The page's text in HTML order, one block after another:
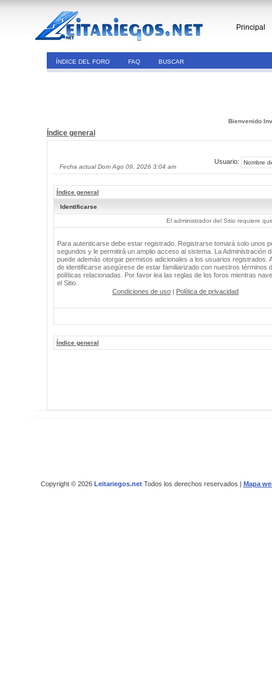
Principal
ÍNDICE DEL FORO FAQ BUSCAR
Bienvenido
Índice general
Fecha actual Dom Ago 09, 2026 3:04 am
Usuario:
Índice general
Identificarse
El administrador del Sitio requiere
Para autenticarse debe estar registrado. Registrarse tomará solo unos
segundos y le permitirá un amplio acceso al sistema. La Administración
puede además otorgar permisos adicionales a los usuarios registrados.
de identificarse asegúrese de estar familiarizado con nuestros términos
políticas relacionadas. Por favor lea las reglas de los foros mientras
el Sitio.
Condiciones de uso | Política de privacidad
Índice general
Copyright © 2026 Leitariegos.netTodos los derechos reservados | Mapa